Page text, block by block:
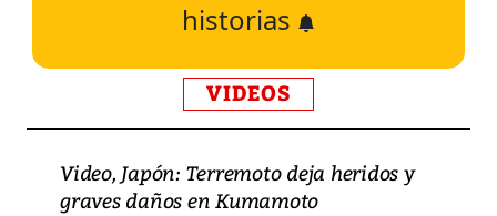
historias
VIDEOS
Video, Japón: Terremoto deja heridos y
graves daños en Kumamoto